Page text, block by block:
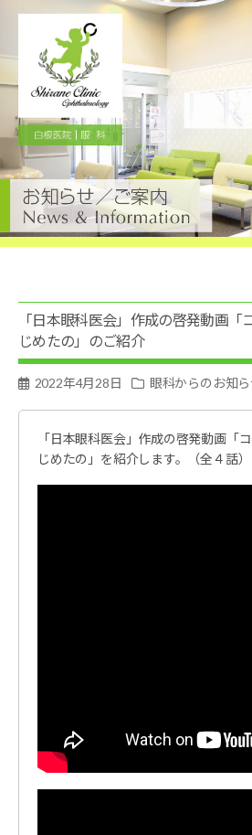
白
根
医
院
｜
眼
「日本眼科医会」作成の啓発動画
じめたの」のご紹介
2022年4月28日 眼科からのお知
「日本眼科医会」作成の啓発動画「
じめたの」を紹介します。（全４話）